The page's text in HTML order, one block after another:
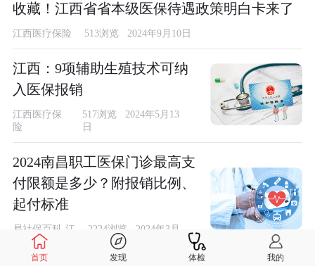
收藏！江西省省本级医保待遇政策明白卡来了
江西医疗保险 513浏览 2024年9月10日
江西：9项辅助生殖技术可纳
入医保报销
江西医疗保
险
517浏览 2024年5月13
日
2024南昌职工医保门诊最高支
付限额是多少？附报销比例、
起付标准
易社保百科-江
2224浏览 2024年3月
首页 发现 体检 我的